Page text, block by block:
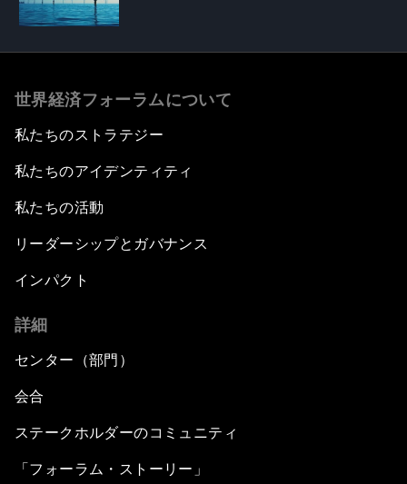
世界経済フォーラムについて
私たちのストラテジー
私たちのアイデンティティ
私たちの活動
リーダーシップとガバナンス
インパクト
詳細
センター（部門）
会合
ステークホルダーのコミュニティ
「フォーラム・ストーリー」